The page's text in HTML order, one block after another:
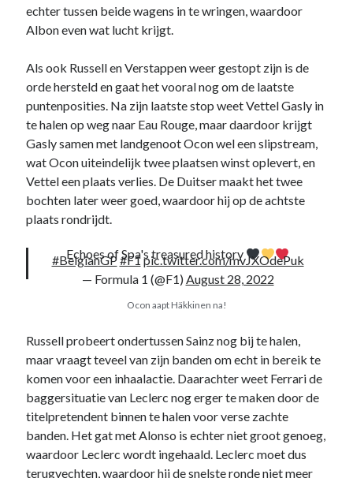
echter tussen beide wagens in te wringen, waardoor
Albon even wat lucht krijgt.
Als ook Russell en Verstappen weer gestopt zijn is de
orde hersteld en gaat het vooral nog om de laatste
puntenposities. Na zijn laatste stop weet Vettel Gasly in
te halen op weg naar Eau Rouge, maar daardoor krijgt
Gasly samen met landgenoot Ocon wel een slipstream,
wat Ocon uiteindelijk twee plaatsen winst oplevert, en
Vettel een plaats verlies. De Duitser maakt het twee
bochten later weer goed, waardoor hij op de achtste
plaats rondrijdt.
Echoes of Spa's treasured history
#BelgianGP#F1pic.twitter.com/mvJXOdePuk
— Formula 1 (@F1) August 28, 2022
Ocon aapt Häkkinen na!
Russell probeert ondertussen Sainz nog bij te halen,
maar vraagt teveel van zijn banden om echt in bereik te
komen voor een inhaalactie. Daarachter weet Ferrari de
baggersituatie van Leclerc nog erger te maken door de
titelpretendent binnen te halen voor verse zachte
banden. Het gat met Alonso is echter niet groot genoeg,
waardoor Leclerc wordt ingehaald. Leclerc moet dus
terugvechten, waardoor hij de snelste ronde niet meer